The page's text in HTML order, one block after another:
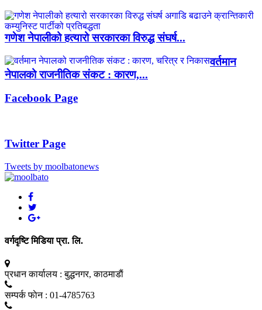
गणेश नेपालीको हत्यारो सरकारका विरुद्ध संघर्ष...
वर्तमान
नेपालको राजनीतिक संकट : कारण,...
Facebook Page
Twitter Page
Tweets by moolbatonews
वर्गदृष्टि मिडिया प्रा. लि.
प्रधान कार्यालय : बुद्धनगर, काठमाडाैं
सम्पर्क फाेन : 01-4785763